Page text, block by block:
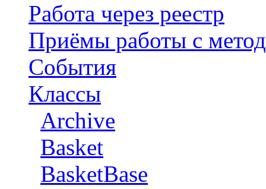
Работа через реестр
Приёмы работы с
События
Классы
Archive
Basket
BasketBase